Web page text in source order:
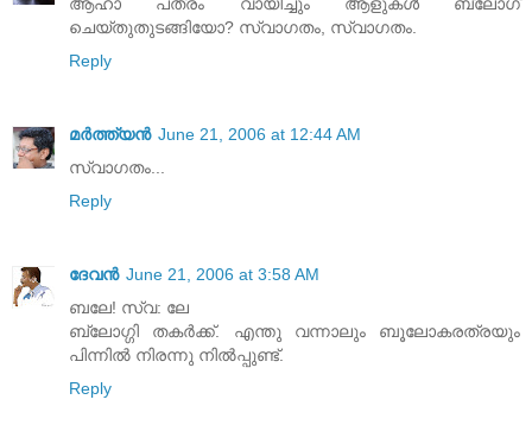
ചെയ്തുതുടങ്ങിയോ? സ്വാഗതം, സ്വാഗതം.
Reply
മര്‍ത്ത്യന്‍ June 21, 2006 at 12:44 AM
സ്വാഗതം...
Reply
ദേവന്‍ June 21, 2006 at 3:58 AM
ബലേ! സ്വ: ലേ
ബ്ലോഗ്ഗി തകര്‍ക്ക്‌. എന്തു വന്നാലും ബൂലോകരത്രയും
പിന്നില്‍ നിരന്നു നില്‍പ്പുണ്ട്‌.
Reply